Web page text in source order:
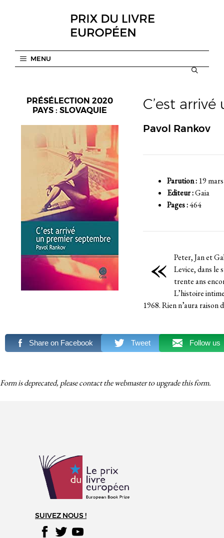
MENU
PRÉSÉLECTION 2020
PAYS : SLOVAQUIE
C’est
Pavol Rankov
Parution : 19
Editeur :Gaia
Pages :464
«
Peter, Jan et
Levice, dans le
trente ans
L’histoire
1968. Rien n’aura raison
Share on Facebook Tweet Follow us
Form is deprecated, please contact the webmaster toupgradethis form.
SUIVEZ NOUS !